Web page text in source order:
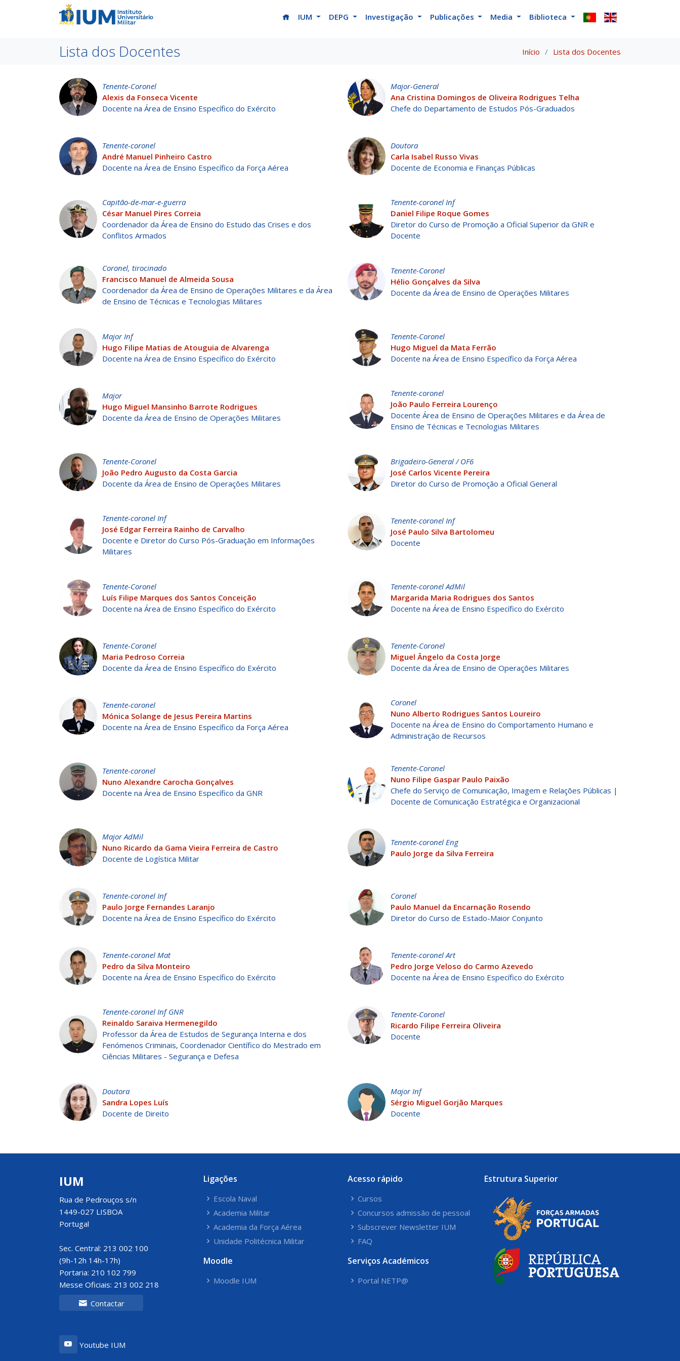
(current)
IUM DEPG Investigação Publicações Media Biblioteca
Lista dos Docentes Início Lista dos Docentes
Tenente-Coronel
Alexis da Fonseca Vicente
Docente na Área de Ensino Específico do Exército
Major-General
Ana Cristina Domingos de Oliveira Rodrigues Telha
Chefe do Departamento de Estudos Pós-Graduados
Tenente-coronel
André Manuel Pinheiro Castro
Docente na Área de Ensino Específico da Força Aérea
Doutora
Carla Isabel Russo Vivas
Docente de Economia e Finanças Públicas
Capitão-de-mar-e-guerra
César Manuel Pires Correia
Coordenador da Área de Ensino do Estudo das Crises e dos
Conflitos Armados
Tenente-coronel Inf
Daniel Filipe Roque Gomes
Diretor do Curso de Promoção a Oficial Superior da GNR e
Docente
Coronel, tirocinado
Francisco Manuel de Almeida Sousa
Coordenador da Área de Ensino de Operações Militares e da Área
de Ensino de Técnicas e Tecnologias Militares
Tenente-Coronel
Hélio Gonçalves da Silva
Docente da Área de Ensino de Operações Militares
Major Inf
Hugo Filipe Matias de Atouguia de Alvarenga
Docente na Área de Ensino Específico do Exército
Tenente-Coronel
Hugo Miguel da Mata Ferrão
Docente na Área de Ensino Específico da Força Aérea
Major
Hugo Miguel Mansinho Barrote Rodrigues
Docente da Área de Ensino de Operações Militares
Tenente-coronel
João Paulo Ferreira Lourenço
Docente Área de Ensino de Operações Militares e da Área de
Ensino de Técnicas e Tecnologias Militares
Tenente-Coronel
João Pedro Augusto da Costa Garcia
Docente da Área de Ensino de Operações Militares
Brigadeiro-General / OF6
José Carlos Vicente Pereira
Diretor do Curso de Promoção a Oficial General
Tenente-coronel Inf
José Edgar Ferreira Rainho de Carvalho
Docente e Diretor do Curso Pós-Graduação em Informações
Militares
Tenente-coronel Inf
José Paulo Silva Bartolomeu
Docente
Tenente-Coronel
Luís Filipe Marques dos Santos Conceição
Docente na Área de Ensino Específico do Exército
Tenente-coronel AdMil
Margarida Maria Rodrigues dos Santos
Docente na Área de Ensino Específico do Exército
Tenente-Coronel
Maria Pedroso Correia
Docente da Área de Ensino Específico do Exército
Tenente-Coronel
Miguel Ângelo da Costa Jorge
Docente da Área de Ensino de Operações Militares
Tenente-coronel
Mónica Solange de Jesus Pereira Martins
Docente na Área de Ensino Específico da Força Aérea
Coronel
Nuno Alberto Rodrigues Santos Loureiro
Docente na Área de Ensino do Comportamento Humano e
Administração de Recursos
Tenente-coronel
Nuno Alexandre Carocha Gonçalves
Docente na Área de Ensino Específico da GNR
Tenente-Coronel
Nuno Filipe Gaspar Paulo Paixão
Chefe do Serviço de Comunicação, Imagem e Relações Públicas |
Docente de Comunicação Estratégica e Organizacional
Major AdMil
Nuno Ricardo da Gama Vieira Ferreira de Castro
Docente de Logística Militar
Tenente-coronel Eng
Paulo Jorge da Silva Ferreira
Tenente-coronel Inf
Paulo Jorge Fernandes Laranjo
Docente na Área de Ensino Específico do Exército
Coronel
Paulo Manuel da Encarnação Rosendo
Diretor do Curso de Estado-Maior Conjunto
Tenente-coronel Mat
Pedro da Silva Monteiro
Docente na Área de Ensino Específico do Exército
Tenente-coronel Art
Pedro Jorge Veloso do Carmo Azevedo
Docente na Área de Ensino Específico do Exército
Tenente-coronel Inf GNR
Reinaldo Saraiva Hermenegildo
Professor da Área de Estudos de Segurança Interna e dos
Fenómenos Criminais, Coordenador Científico do Mestrado em
Ciências Militares - Segurança e Defesa
Tenente-Coronel
Ricardo Filipe Ferreira Oliveira
Docente
Doutora
Sandra Lopes Luís
Docente de Direito
Major Inf
Sérgio Miguel Gorjão Marques
Docente
IUM
Rua de Pedrouços s/n
1449-027 LISBOA
Portugal
Sec. Central: 213 002 100
(9h-12h 14h-17h)
Portaria: 210 102 799
Messe Oficiais: 213 002 218
Contactar
Youtube IUM
Ligações
Escola Naval
Academia Militar
Academia da Força Aérea
Unidade Politécnica Militar
Moodle
Moodle IUM
Acesso rápido
Cursos
Concursos admissão de pessoal
Subscrever Newsletter IUM
FAQ
Serviços Académicos
Portal NETP@
Estrutura Superior